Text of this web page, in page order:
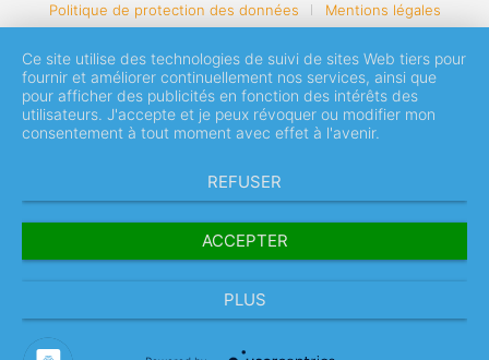
Politique de protection des données Mentions légales
Ce site utilise des technologies de suivi de sites Web tiers pour
fournir et améliorer continuellement nos services, ainsi que
pour afficher des publicités en fonction des intérêts des
utilisateurs. J'accepte et je peux révoquer ou modifier mon
consentement à tout moment avec effet à l'avenir.
REFUSER
ACCEPTER
PLUS